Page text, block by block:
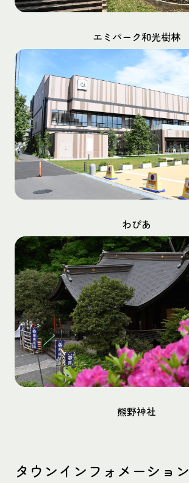
エミパーク和光樹林
わぴあ
熊野神社
タウンインフォメーション